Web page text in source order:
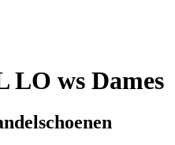
LO ws Dames